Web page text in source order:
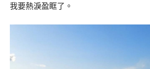
我要熱淚盈眶了。